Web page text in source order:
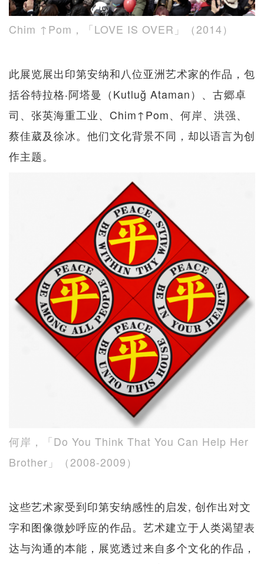
Chim ↑Pom，「LOVE IS OVER」（2014）
此展览展出印第安纳和八位亚洲艺术家的作品，包
括谷特拉格‧阿塔曼（Kutluğ Ataman）、古郷卓
司、张英海重工业、Chim↑Pom、何岸、洪强、
蔡佳葳及徐冰。他们文化背景不同，却以语言为创
作主题。
何岸，「Do You Think That You Can Help Her
Brother」（2008-2009）
这些艺术家受到印第安纳感性的启发, 创作出对文
字和图像微妙呼应的作品。艺术建立于人类渴望表
达与沟通的本能，展览透过来自多个文化的作品，